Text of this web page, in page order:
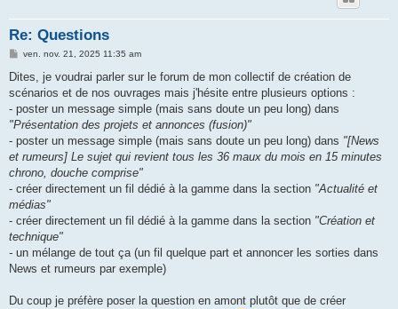
Re: Questions
M
s
a
g
ven. nov. 21, 2025 11:35 am
Dites, je voudrai parler sur le forum de mon collectif de création de
scénarios et de nos ouvrages mais j'hésite entre plusieurs options :
- poster un message simple (mais sans doute un peu long) dans
"Présentation des projets et annonces (fusion)"
- poster un message simple (mais sans doute un peu long) dans "[News
et rumeurs] Le sujet qui revient tous les 36 maux du mois en 15 minutes
chrono, douche comprise"
- créer directement un fil dédié à la gamme dans la section "Actualité et
médias"
- créer directement un fil dédié à la gamme dans la section "Création et
technique"
- un mélange de tout ça (un fil quelque part et annoncer les sorties dans
News et rumeurs par exemple)
Du coup je préfère poser la question en amont plutôt que de créer